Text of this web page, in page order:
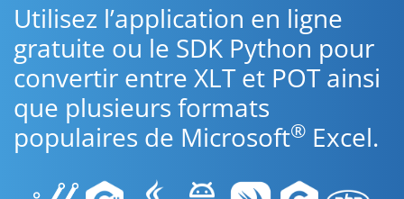
Utilisez l’application en ligne
gratuite ou le SDK Python pour
convertir entre XLT et POT ainsi
que plusieurs formats
populaires de Microsoft® Excel.